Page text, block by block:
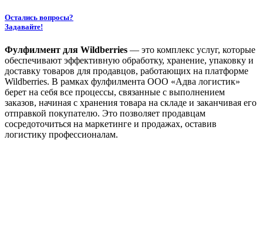
Остались вопросы?
Задавайте!
Фулфилмент для Wildberries — это комплекс услуг, которые
обеспечивают эффективную обработку, хранение, упаковку и
доставку товаров для продавцов, работающих на платформе
Wildberries. В рамках фулфилмента ООО «Адва логистик»
берет на себя все процессы, связанные с выполнением
заказов, начиная с хранения товара на складе и заканчивая его
отправкой покупателю. Это позволяет продавцам
сосредоточиться на маркетинге и продажах, оставив
логистику профессионалам.